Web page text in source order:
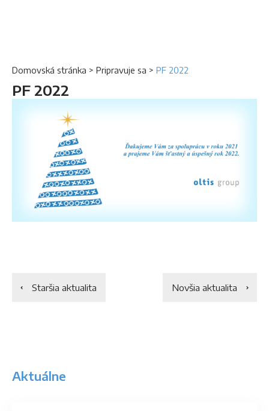
Domovská stránka > Pripravuje sa > PF 2022
PF 2022
Staršia aktualita Novšia aktualita
Aktuálne